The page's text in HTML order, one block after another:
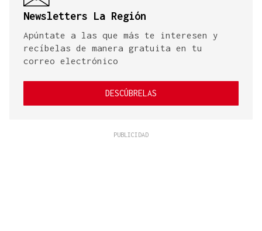
Newsletters La Región
Apúntate a las que más te interesen y
recíbelas de manera gratuita en tu
correo electrónico
DESCÚBRELAS